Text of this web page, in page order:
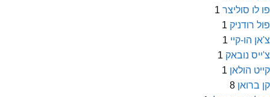
פו לו סוליצר 1
פול רודניק 1
צ'אן הו-קיי 1
צ'ייס נובאק 1
קייט הולאן 1
קן ברואן 8